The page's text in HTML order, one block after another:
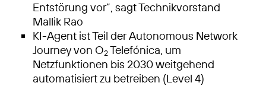
Entstörung vor”, sagt Technikvorstand
Mallik Rao
KI-Agent ist Teil der Autonomous Network
Journey von O2Telefónica, um
Netzfunktionen bis 2030 weitgehend
automatisiert zu betreiben (Level 4)